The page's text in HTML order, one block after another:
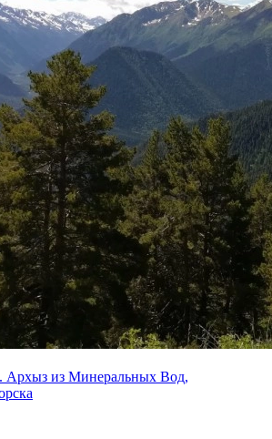
Архыз из Минеральных Вод,